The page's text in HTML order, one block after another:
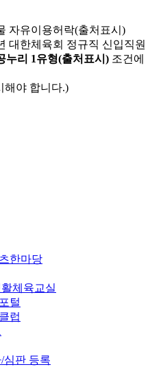
대한체육회 정규직 신입직원
누리 1유형(출처표시) 조건에
해야 합니다.)
한마당
체육교실
털
럽
심판 등록